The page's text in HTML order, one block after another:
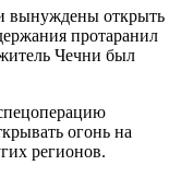
вынуждены открыть
протаранил
Чечни был
огонь на
регионов.